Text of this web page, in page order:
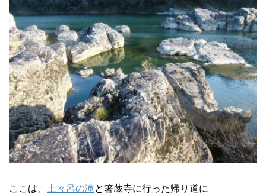
ここは、 土々呂の滝と箸蔵寺に行った帰り道に